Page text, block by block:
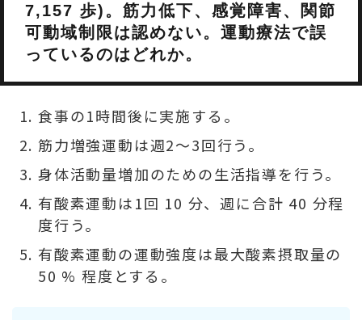
7,157 歩)。筋力低下、感覚障害、関節
可動域制限は認めない。運動療法で誤
っているのはどれか。
食事の1時間後に実施する。
筋力増強運動は週2〜3回行う。
身体活動量増加のための生活指導を行う。
有酸素運動は1回 10 分、週に合計 40 分程
度行う。
有酸素運動の運動強度は最大酸素摂取量の
50 % 程度とする。